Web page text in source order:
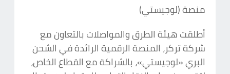
منصة (لوجيستي)
أطلقت هيئة الطرق والمواصلات بالتعاون مع
شركة تركر، المنصة الرقمية الرائدة في الشحن
البري «لوجيستي»، بالشراكة مع القطاع الخاص،